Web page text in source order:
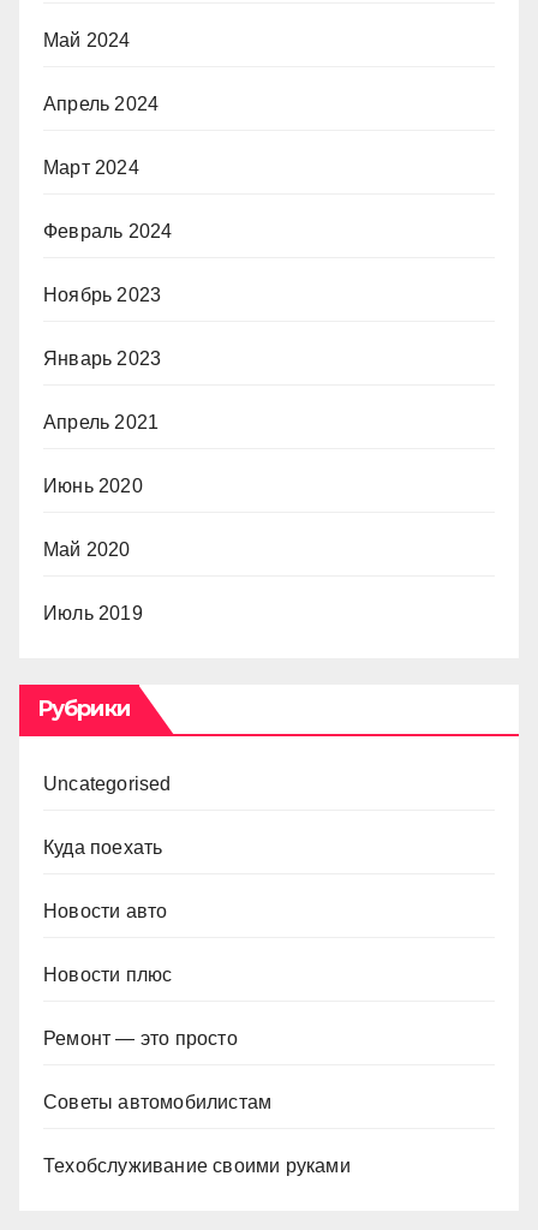
Май 2024
Апрель 2024
Март 2024
Февраль 2024
Ноябрь 2023
Январь 2023
Апрель 2021
Июнь 2020
Май 2020
Июль 2019
Рубрики
Uncategorised
Куда поехать
Новости авто
Новости плюс
Ремонт — это просто
Советы автомобилистам
Техобслуживание своими руками